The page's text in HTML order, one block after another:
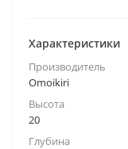
Характеристики
Производитель
Omoikiri
Высота
20
Глубина